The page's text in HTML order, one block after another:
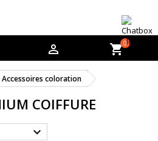
 shopping_cart0
Accessoires coloration
COIFFURE
